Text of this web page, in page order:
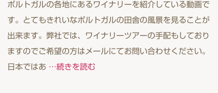
ポルトガルの各地にあるワイナリーを紹介している動画で
す。とてもきれいなポルトガルの田舎の風景を見ることが
出来ます。弊社では、ワイナリーツアーの手配もしており
ますのでご希望の方はメールにてお問い合わせください。
日本ではあ …続きを読む